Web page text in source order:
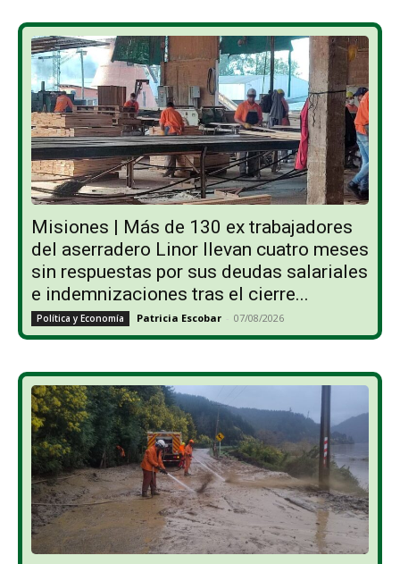
Misiones | Más de 130 ex trabajadores
del aserradero Linor llevan cuatro meses
sin respuestas por sus deudas salariales
e indemnizaciones tras el cierre...
Política y Economía Patricia Escobar - 07/08/2026